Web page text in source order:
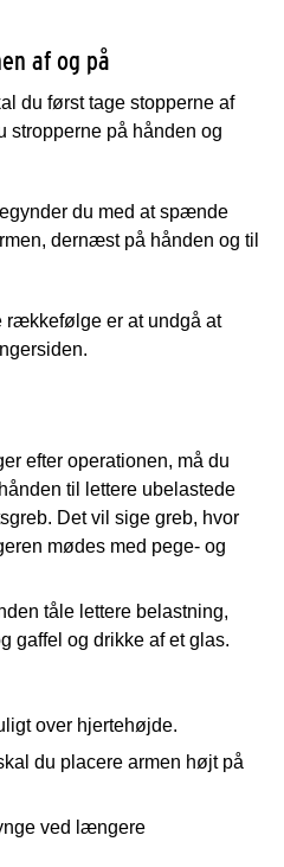
af og på
du først tage stopperne af
stropperne på hånden og
du med at spænde
dernæst på hånden og til
rækkefølge er at undgå at
efter operationen, må du
til lettere ubelastede
Det vil sige greb, hvor
mødes med pege- og
tåle lettere belastning,
gaffel og drikke af et glas.
over hjertehøjde.
du placere armen højt på
ved længere